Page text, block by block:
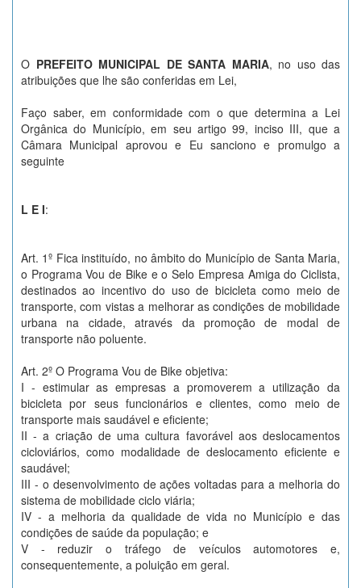
O PREFEITO MUNICIPAL DE SANTA MARIA, no uso das
atribuições que lhe são conferidas em Lei,
Faço saber, em conformidade com o que determina a Lei
Orgânica do Município, em seu artigo 99, inciso III, que a
Câmara Municipal aprovou e Eu sanciono e promulgo a
seguinte
L E I:
Art. 1º Fica instituído, no âmbito do Município de Santa Maria,
o Programa Vou de Bike e o Selo Empresa Amiga do Ciclista,
destinados ao incentivo do uso de bicicleta como meio de
transporte, com vistas a melhorar as condições de mobilidade
urbana na cidade, através da promoção de modal de
transporte não poluente.
Art. 2º O Programa Vou de Bike objetiva:
I - estimular as empresas a promoverem a utilização da
bicicleta por seus funcionários e clientes, como meio de
transporte mais saudável e eficiente;
II - a criação de uma cultura favorável aos deslocamentos
cicloviários, como modalidade de deslocamento eficiente e
saudável;
III - o desenvolvimento de ações voltadas para a melhoria do
sistema de mobilidade ciclo viária;
IV - a melhoria da qualidade de vida no Município e das
condições de saúde da população; e
V - reduzir o tráfego de veículos automotores e,
consequentemente, a poluição em geral.